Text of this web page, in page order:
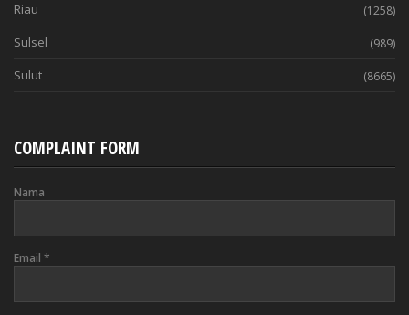
Riau (1258)
Sulsel (989)
Sulut (8665)
COMPLAINT FORM
Nama
Email *